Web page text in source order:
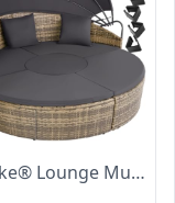
tectake® Lounge Muschel Sonneninsel Outdoor wetterfest, Gartenmuschel, Sonnenliege 2 Personen und mehr, multifunktionales Terrasse oder Balkon Möbel, Gartenliege wetterfest - Natur